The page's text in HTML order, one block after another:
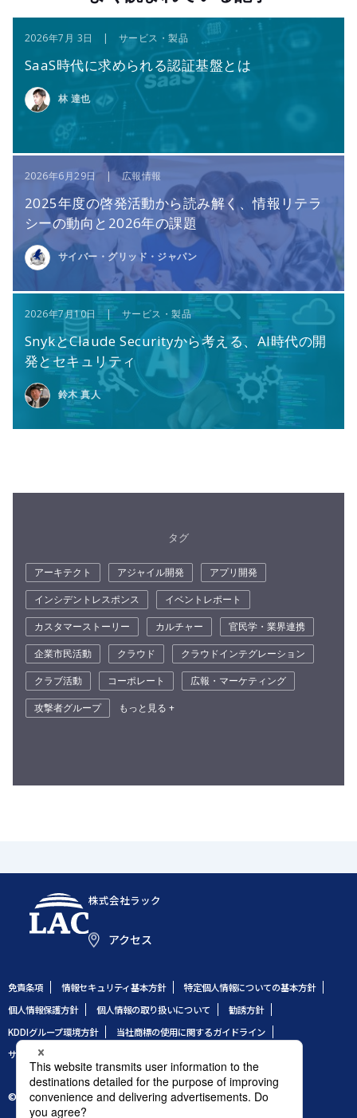
2026年7月 3日 | サービス・製品
SaaS時代に求められる認証基盤とは
林 達也
2026年6月29日 | 広報情報
2025年度の啓発活動から読み解く、情報リテラ
シーの動向と2026年の課題
サイバー・グリッド・ジャパン
2026年7月10日 | サービス・製品
SnykとClaude Securityから考える、AI時代の開
発とセキュリティ
鈴木 真人
タグ
アーキテクト アジャイル開発
アプリ開発
インシデントレスポンス
イベントレポート
カスタマーストーリー
カルチャー
官民学・業界連携
企業市民活動
クラウド
クラウドインテグレーション
クラブ活動
コーポレート
広報・マーケティング
攻撃者グループ
もっと見る +
株式会社ラック
アクセス
免責条項 情報セキュリティ基本方針
特定個人情報についての基本方針
個人情報保護方針
個人情報の取り扱いについて
勧誘方針
KDDIグループ環境方針
当社商標の使用に関するガイドライン
サイトのご利用条件
© 1995 LAC Co., Ltd.